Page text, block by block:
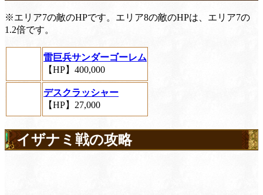
※エリア7の敵のHPです。エリア8の敵のHPは、エリア7の
1.2倍です。
雷巨兵サンダーゴーレム
【HP】400,000
デスクラッシャー
【HP】27,000
イザナミ戦の攻略